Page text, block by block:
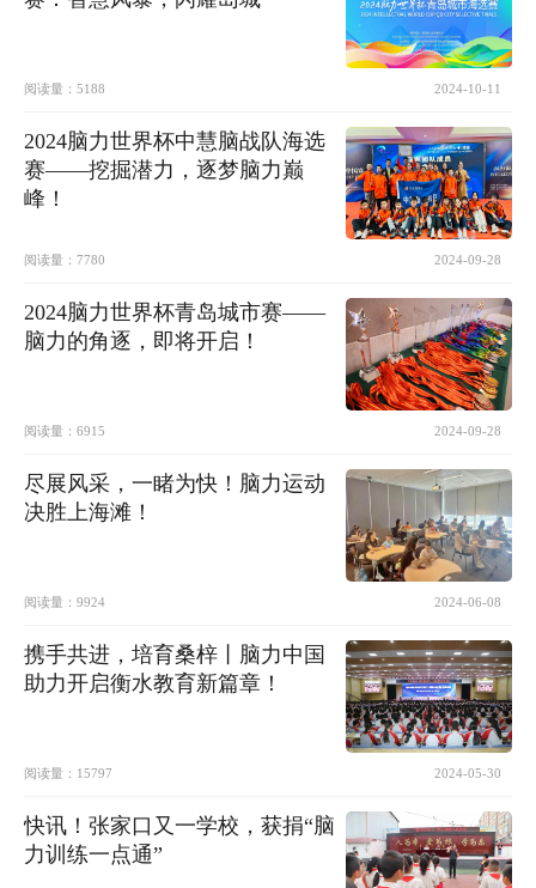
阅读量： 5188 2024-10-11
2024脑力世界杯中慧脑战队海选
赛——挖掘潜力，逐梦脑力巅
峰！
阅读量： 7780 2024-09-28
2024脑力世界杯青岛城市赛——
脑力的角逐，即将开启！
阅读量： 6915 2024-09-28
尽展风采，一睹为快！脑力运动
决胜上海滩！
阅读量： 9924 2024-06-08
携手共进，培育桑梓丨脑力中国
助力开启衡水教育新篇章！
阅读量： 15797 2024-05-30
快讯！张家口又一学校，获捐“脑
力训练一点通”